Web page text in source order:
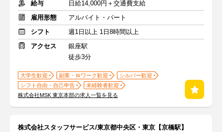
給与
日給14,000円＋交通費支給
雇用形態
アルバイト・パート
シフト
週1日以上 1日8時間以上
アクセス
銀座駅
徒歩3分
大学生歓迎 副業・Ｗワーク歓迎
シルバー歓迎
シフト自由・自己申告
未経験者歓迎
株式会社MSK 東京本部の求人一覧を見る
株式会社スタッフサービス/東京都中央区・東京【京橋駅】